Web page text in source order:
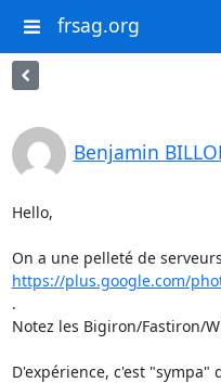
frsag.org
Benjamin
Hello,
https://plus.google.com/
.
Notez les Bigiron/Fastiron/
D'expérience, c'est "sympa"